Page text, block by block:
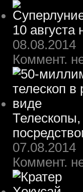
10
08.08.2014
Коммент.
07.08.2014
Коммент.